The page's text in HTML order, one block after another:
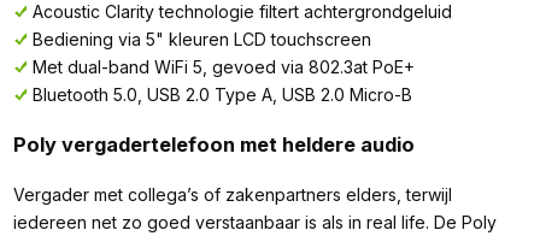
Acoustic Clarity technologie filtert achtergrondgeluid
Bediening via 5" kleuren LCD touchscreen
Met dual-band WiFi 5, gevoed via 802.3at PoE+
Bluetooth 5.0, USB 2.0 Type A, USB 2.0 Micro-B
Poly vergadertelefoon met heldere audio
Vergader met collega’s of zakenpartners elders, terwijl
iedereen net zo goed verstaanbaar is als in real life. De Poly